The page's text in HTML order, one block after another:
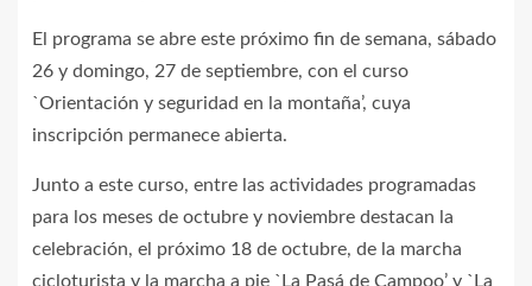
El programa se abre este próximo fin de semana, sábado
26 y domingo, 27 de septiembre, con el curso
`Orientación y seguridad en la montaña’, cuya
inscripción permanece abierta.
Junto a este curso, entre las actividades programadas
para los meses de octubre y noviembre destacan la
celebración, el próximo 18 de octubre, de la marcha
cicloturista y la marcha a pie `La Pasá de Campoo’ y `La